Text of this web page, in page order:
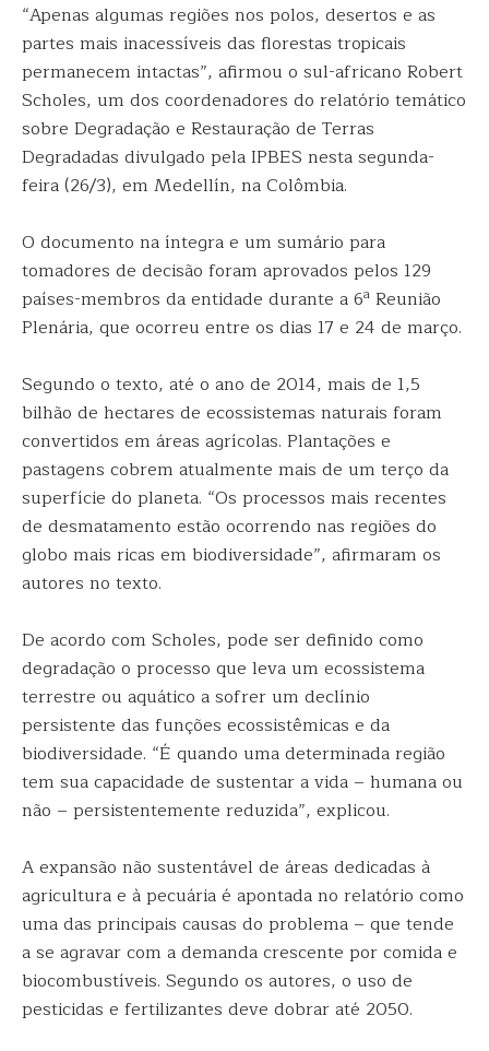
“Apenas algumas regiões nos polos, desertos e as
partes mais inacessíveis das florestas tropicais
permanecem intactas”, afirmou o sul-africano Robert
Scholes, um dos coordenadores do relatório temático
sobre Degradação e Restauração de Terras
Degradadas divulgado pela IPBES nesta segunda-
feira (26/3), em Medellín, na Colômbia.
O documento na íntegra e um sumário para
tomadores de decisão foram aprovados pelos 129
países-membros da entidade durante a 6a Reunião
Plenária, que ocorreu entre os dias 17 e 24 de março.
Segundo o texto, até o ano de 2014, mais de 1,5
bilhão de hectares de ecossistemas naturais foram
convertidos em áreas agrícolas. Plantações e
pastagens cobrem atualmente mais de um terço da
superfície do planeta. “Os processos mais recentes
de desmatamento estão ocorrendo nas regiões do
globo mais ricas em biodiversidade”, afirmaram os
autores no texto.
De acordo com Scholes, pode ser definido como
degradação o processo que leva um ecossistema
terrestre ou aquático a sofrer um declínio
persistente das funções ecossistêmicas e da
biodiversidade. “É quando uma determinada região
tem sua capacidade de sustentar a vida – humana ou
não – persistentemente reduzida”, explicou.
A expansão não sustentável de áreas dedicadas à
agricultura e à pecuária é apontada no relatório como
uma das principais causas do problema – que tende
a se agravar com a demanda crescente por comida e
biocombustíveis. Segundo os autores, o uso de
pesticidas e fertilizantes deve dobrar até 2050.